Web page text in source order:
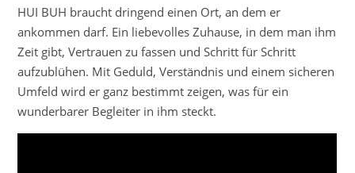
HUI BUH braucht dringend einen Ort, an dem er
ankommen darf. Ein liebevolles Zuhause, in dem man ihm
Zeit gibt, Vertrauen zu fassen und Schritt für Schritt
aufzublühen. Mit Geduld, Verständnis und einem sicheren
Umfeld wird er ganz bestimmt zeigen, was für ein
wunderbarer Begleiter in ihm steckt.